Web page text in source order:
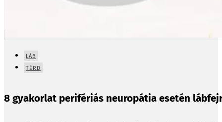
LÁB
TÉRD
8 gyakorlat perifériás neuropátia esetén